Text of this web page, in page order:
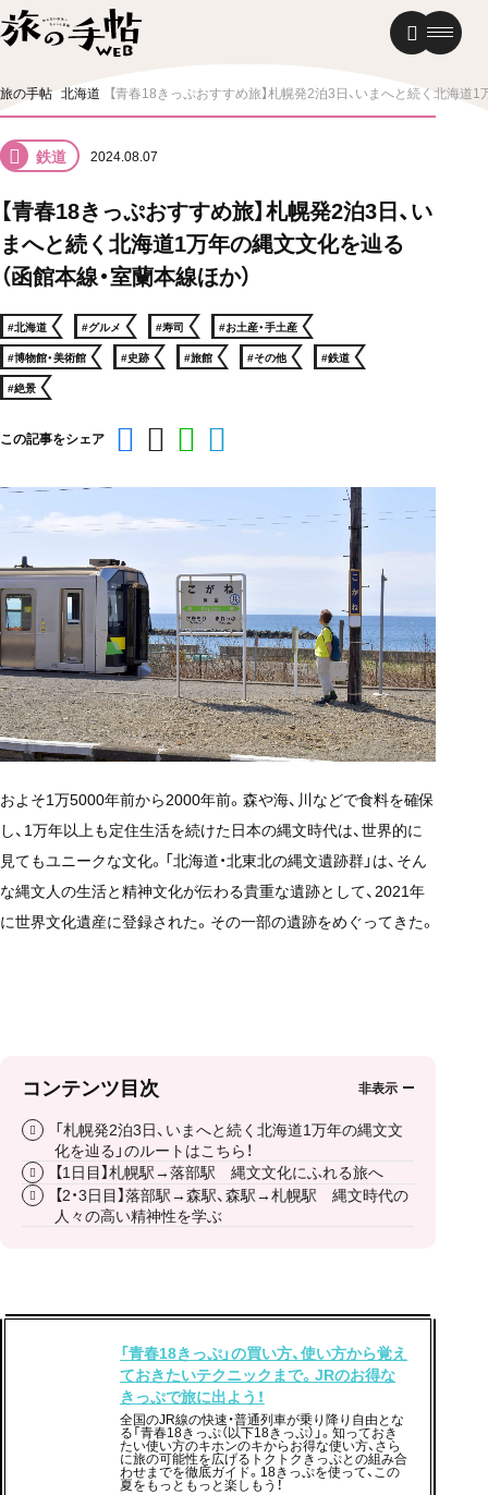
旅の手帖 北海道 【青春18きっぷおすすめ旅】札幌発2泊3日、いまへと続く北海道1
鉄道 2024.08.07
【青春18きっぷおすすめ旅】札幌発2泊3日、い
まへと続く北海道1万年の縄文文化を辿る
（函館本線・室蘭本線ほか）
#北海道 #グルメ #寿司
#お土産・手土産
#博物館・美術館
#史跡 #旅館 #その他
#鉄道
#絶景
この記事をシェア
およそ1万5000年前から2000年前。森や海、川などで食料を確保
し、1万年以上も定住生活を続けた日本の縄文時代は、世界的に
見てもユニークな文化。「北海道・北東北の縄文遺跡群」は、そん
な縄文人の生活と精神文化が伝わる貴重な遺跡として、2021年
に世界文化遺産に登録された。その一部の遺跡をめぐってきた。
コンテンツ目次
「札幌発2泊3日、いまへと続く北海道1万年の縄文文
化を辿る」のルートはこちら！
【1日目】札幌駅→落部駅 縄文文化にふれる旅へ
【2・3日目】落部駅→森駅、森駅→札幌駅 縄文時代の
人々の高い精神性を学ぶ
「青春18きっぷ」の買い方、使い方から覚え
ておきたいテクニックまで。JRのお得な
きっぷで旅に出よう！
全国のJR線の快速・普通列車が乗り降り自由とな
る「青春18きっぷ（以下18きっぷ）」。知っておき
たい使い方のキホンのキからお得な使い方、さら
に旅の可能性を広げるトクトクきっぷとの組み合
わせまでを徹底ガイド。18きっぷを使って、この
夏をもっともっと楽しもう！
温泉
グルメ
街歩き
ニュース
新着記事